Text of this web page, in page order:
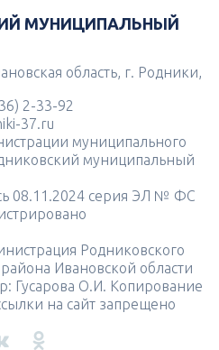
МУНИЦИПАЛЬНЫЙ
область, г. Родники,
2-33-92
37.ru
муниципального
муниципальный
08.11.2024 серия ЭЛ № ФС
Родниковского
Ивановской области
Гусарова О.И. Копирование
на сайт запрещено